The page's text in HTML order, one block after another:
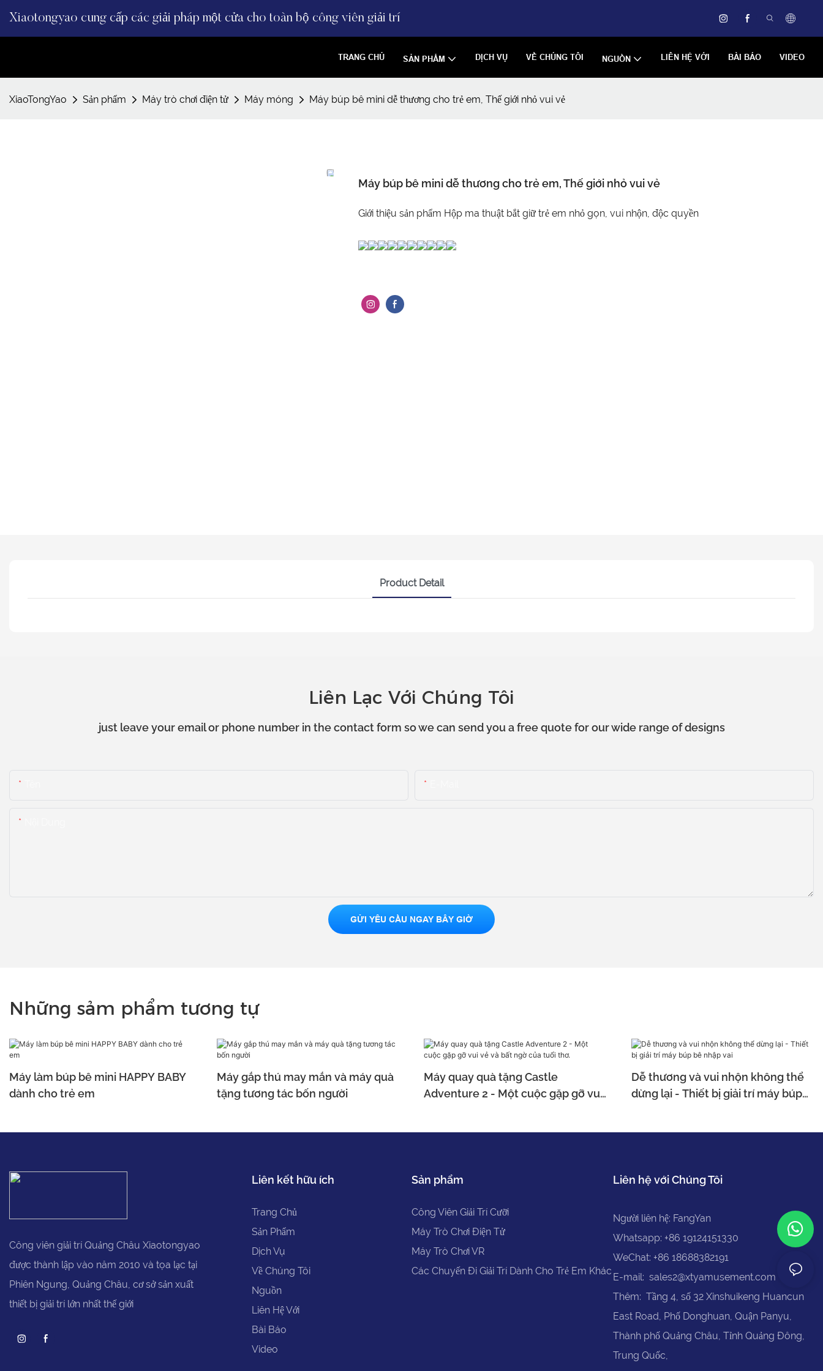
Xiaotongyao cung cấp các giải pháp một cửa cho toàn bộ công viên giải trí
TRANG CHỦ SẢN PHẨM DỊCH VỤ VỀ CHÚNG TÔI NGUỒN LIÊN HỆ VỚI BÀI BÁO VIDEO
XiaoTongYao Sản phẩm Máy trò chơi điện tử Máy móng Máy búp bê mini dễ thương cho trẻ em, Thế giới nhỏ vui vẻ
Máy búp bê mini dễ thương cho trẻ em, Thế giới nhỏ vui vẻ
Giới thiệu sản phẩm Hộp ma thuật bắt giữ trẻ em nhỏ gọn, vui nhộn, độc quyền
Product Detail
Liên Lạc Với Chúng Tôi
just leave your email or phone number in the contact form so we can send you a free quote for our wide range of designs
GỬI YÊU CẦU NGAY BÂY GIỜ
Những sảm phẩm tương tự
Máy làm búp bê mini HAPPY BABY
dành cho trẻ em
Máy gắp thú may mắn và máy quà
tặng tương tác bốn người
Máy quay quà tặng Castle
Adventure 2 - Một cuộc gặp gỡ vui
Dễ thương và vui nhộn không thể
dừng lại - Thiết bị giải trí máy búp
Công viên giải trí Quảng Châu Xiaotongyao
được thành lập vào năm 2010 và tọa lạc tại
Phiên Ngung, Quảng Châu, cơ sở sản xuất
thiết bị giải trí lớn nhất thế giới
Liên kết hữu ích
Trang Chủ
Sản Phẩm
Dịch Vụ
Về Chúng Tôi
Nguồn
Liên Hệ Với
Bài Báo
Video
Sản phẩm
Công Viên Giải Trí Cưỡi
Máy Trò Chơi Điện Tử
Máy Trò Chơi VR
Các Chuyến Đi Giải Trí Dành Cho Trẻ Em Khác
Liên hệ với Chúng Tôi
Người liên hệ: FangYan
Whatsapp: +86 19124151330
WeChat: +86 18688382191
E-mail: sales2@xtyamusement.com
Thêm: Tầng 4, số 32 Xinshuikeng Huancun
East Road, Phố Donghuan, Quận Panyu,
Thành phố Quảng Châu, Tỉnh Quảng Đông,
Trung Quốc,